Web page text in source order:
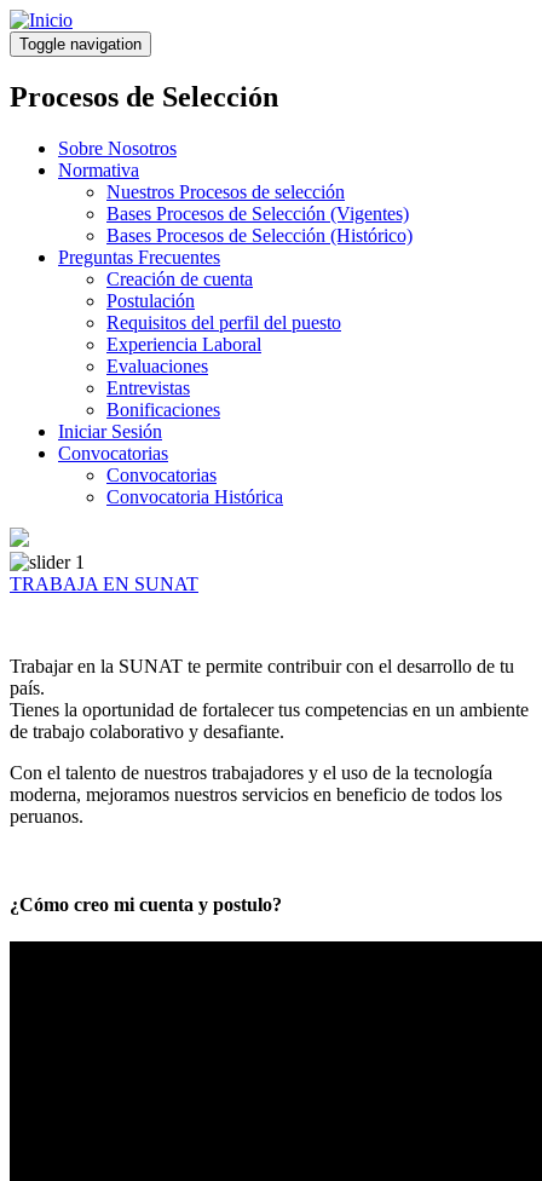
Pasar
al
contenido
principal
Toggle navigation
Procesos de Selección
Sobre Nosotros
Normativa
Nuestros Procesos de selección
Bases Procesos de Selección (Vigentes)
Bases Procesos de Selección (Histórico)
Preguntas Frecuentes
Creación de cuenta
Postulación
Requisitos del perfil del puesto
Experiencia Laboral
Evaluaciones
Entrevistas
Bonificaciones
Iniciar Sesión
Convocatorias
Convocatorias
Convocatoria Histórica
TRABAJA EN SUNAT
Trabajar en la SUNAT te permite contribuir con el desarrollo de tu
país.
Tienes la oportunidad de fortalecer tus competencias en un ambiente
de trabajo colaborativo y desafiante.
Con el talento de nuestros trabajadores y el uso de la tecnología
moderna, mejoramos nuestros servicios en beneficio de todos los
peruanos.
¿Cómo creo mi cuenta y postulo?